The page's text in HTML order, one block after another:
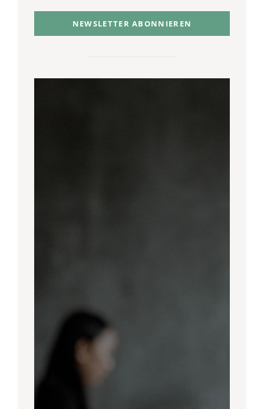
NEWSLETTER ABONNIEREN